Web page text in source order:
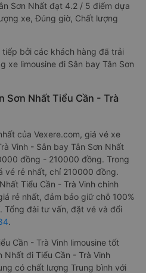
Sơn Nhất đạt 4.2 / 5 điểm dựa
xe, Đúng giờ, Chất lượng
bởi các khách hàng đã trải
xe limousine đi Sân bay Tân Sơn
Sơn Nhất Tiểu Cần - Trà
của Vexere.com, giá vé xe
Vinh - Sân bay Tân Sơn Nhất
đồng - 210000 đồng. Trong
vé rẻ nhất, chỉ 210000 đồng.
Tiểu Cần - Trà Vinh chính
rẻ nhất, đảm bảo giữ chỗ 100%
Tổng đài tư vấn, đặt vé và đổi
.
Cần - Trà Vinh limousine tốt
Nhất đi Tiểu Cần - Trà Vinh
có chất lượng Trung bình với